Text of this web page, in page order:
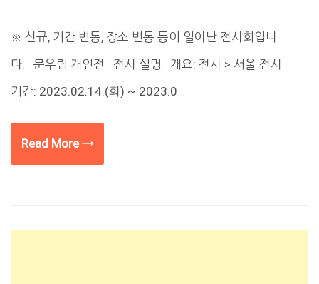
※ 신규, 기간 변동, 장소 변동 등이 일어난 전시회입니
다. 문우림 개인전 전시 설명 개요: 전시 > 서울 전시
기간: 2023.02.14.(화) ~ 2023.0
Read More →